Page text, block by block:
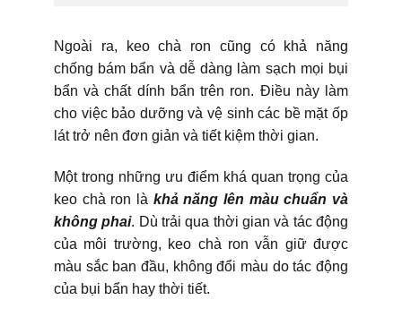
Ngoài ra, keo chà ron cũng có khả năng
chống bám bẩn và dễ dàng làm sạch mọi bụi
bẩn và chất dính bẩn trên ron. Điều này làm
cho việc bảo dưỡng và vệ sinh các bề mặt ốp
lát trở nên đơn giản và tiết kiệm thời gian.
Một trong những ưu điểm khá quan trọng của
keo chà ron là khả năng lên màu chuẩn và
không phai. Dù trải qua thời gian và tác động
của môi trường, keo chà ron vẫn giữ được
màu sắc ban đầu, không đổi màu do tác động
của bụi bẩn hay thời tiết.